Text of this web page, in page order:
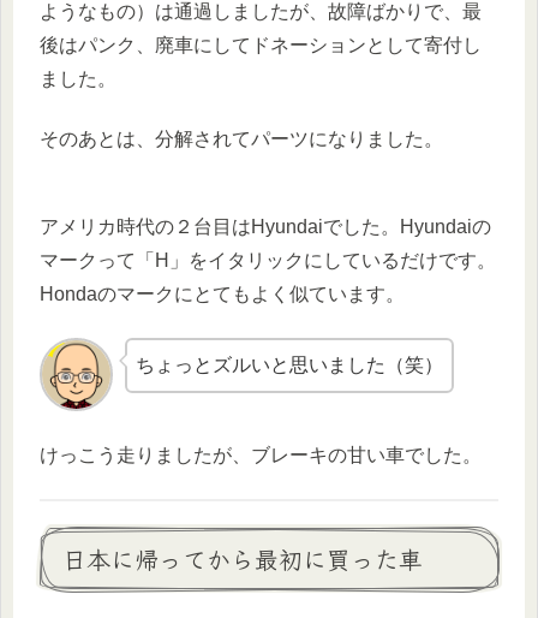
ようなもの）は通過しましたが、故障ばかりで、最
後はパンク、廃車にしてドネーションとして寄付し
ました。
そのあとは、分解されてパーツになりました。
アメリカ時代の２台目はHyundaiでした。Hyundaiの
マークって「H」をイタリックにしているだけです。
Hondaのマークにとてもよく似ています。
ちょっとズルいと思いました（笑）
けっこう走りましたが、ブレーキの甘い車でした。
日本に帰ってから最初に買った車